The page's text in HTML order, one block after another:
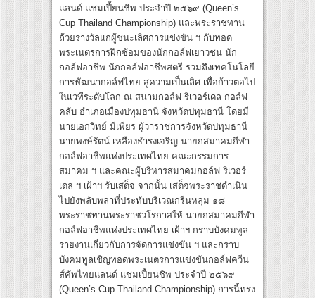
แลนด์ แชมเปี้ยนชิพ ประจำปี ๒๕๖๙ (Queen’s
Cup Thailand Championship) และพระราชทาน
ถ้วยรางวัลแก่ผู้ชนะเลิศการแข่งขัน ฯ กับทอด
พระเนตรการฝึกซ้อมของนักกอล์ฟเยาวชน นัก
กอล์ฟอาชีพ นักกอล์ฟอาชีพสตรี รวมถึงเทคโนโลยี
การพัฒนากอล์ฟไทย สู่ความเป็นเลิศ เพื่อก้าวต่อไป
ในเวทีระดับโลก ณ สนามกอล์ฟ ริเวอร์เดล กอล์ฟ
คลับ อำเภอเมืองปทุมธานี จังหวัดปทุมธานี โดยมี
นายเอกวิทย์ มีเพียร ผู้ว่าราชการจังหวัดปทุมธานี
นายพงษ์รัตน์ เหลืองธำรงเจริญ นายกสมาคมกีฬา
กอล์ฟอาชีพแห่งประเทศไทย คณะกรรมการ
สมาคม ฯ และคณะผู้บริหารสมาคมกอล์ฟ ริเวอร์
เดล ฯ เฝ้าฯ รับเสด็จ จากนั้น เสด็จพระราชดำเนิน
ไปยังพลับพลาที่ประทับบริเวณกรีนหลุม ๑๘
พระราชทานพระราชวโรกาสให้ นายกสมาคมกีฬา
กอล์ฟอาชีพแห่งประเทศไทย เฝ้าฯ กราบบังคมทูล
รายงานเกี่ยวกับการจัดการแข่งขัน ฯ และกราบ
บังคมทูลเชิญทอดพระเนตรการแข่งขันกอล์ฟควีน
ส์คัพไทยแลนด์ แชมเปี้ยนชิพ ประจำปี ๒๕๖๙
(Queen’s Cup Thailand Championship) การนี้ทรง